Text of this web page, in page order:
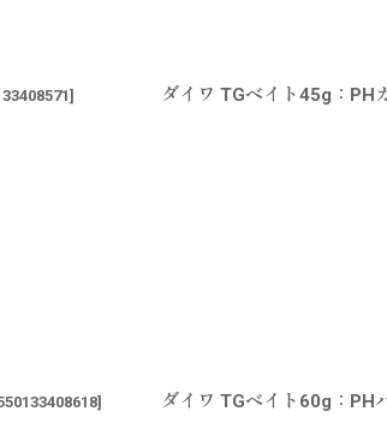
] ダイワ TGベイト45g：PH
] ダイワ TGベイト60g：PH